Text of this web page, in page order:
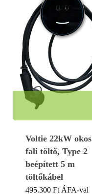
Voltie 22kW okos
fali töltő, Type 2
beépített 5 m
töltőkábel
495.300 Ft ÁFA-val